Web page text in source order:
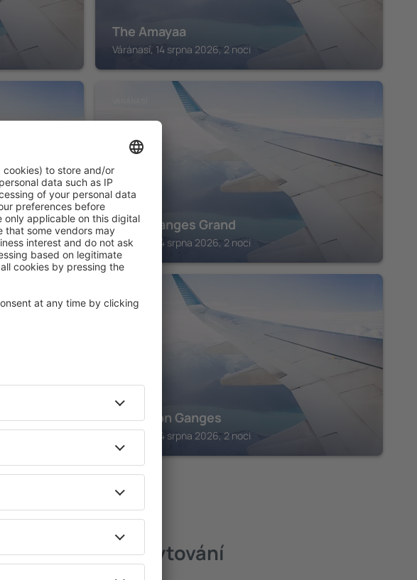
The Amayaa
Váránasí, 14 srpna 2026, 2 noci
Hotel Ganges Grand
Váránasí, 14 srpna 2026, 2 noci
Palace on Ganges
Váránasí, 14 srpna 2026, 2 noci
– nejlepší ubytování